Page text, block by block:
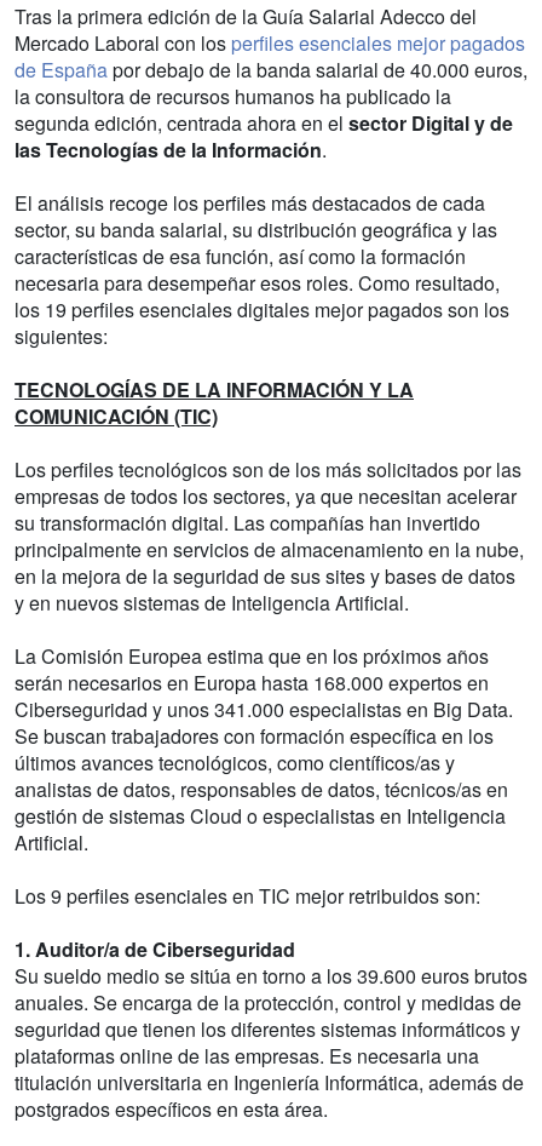
Tras la primera edición de la Guía Salarial Adecco del
Mercado Laboral con los perfiles esenciales mejor pagados
de Españapor debajo de la banda salarial de 40.000 euros,
la consultora de recursos humanos ha publicado la
segunda edición, centrada ahora en el sector Digital y de
las Tecnologías de la Información.
El análisis recoge los perfiles más destacados de cada
sector, su banda salarial, su distribución geográfica y las
características de esa función, así como la formación
necesaria para desempeñar esos roles. Como resultado,
los 19 perfiles esenciales digitales mejor pagados son los
siguientes:
TECNOLOGÍAS DE LA INFORMACIÓN Y LA
COMUNICACIÓN (TIC)
Los perfiles tecnológicos son de los más solicitados por las
empresas de todos los sectores, ya que necesitan acelerar
su transformación digital. Las compañías han invertido
principalmente en servicios de almacenamiento en la nube,
en la mejora de la seguridad de sus sites y bases de datos
y en nuevos sistemas de Inteligencia Artificial.
La Comisión Europea estima que en los próximos años
serán necesarios en Europa hasta 168.000 expertos en
Ciberseguridad y unos 341.000 especialistas en Big Data.
Se buscan trabajadores con formación específica en los
últimos avances tecnológicos, como científicos/as y
analistas de datos, responsables de datos, técnicos/as en
gestión de sistemas Cloud o especialistas en Inteligencia
Artificial.
Los 9 perfiles esenciales en TIC mejor retribuidos son:
1. Auditor/a de Ciberseguridad
Su sueldo medio se sitúa en torno a los 39.600 euros brutos
anuales. Se encarga de la protección, control y medidas de
seguridad que tienen los diferentes sistemas informáticos y
plataformas online de las empresas. Es necesaria una
titulación universitaria en Ingeniería Informática, además de
postgrados específicos en esta área.